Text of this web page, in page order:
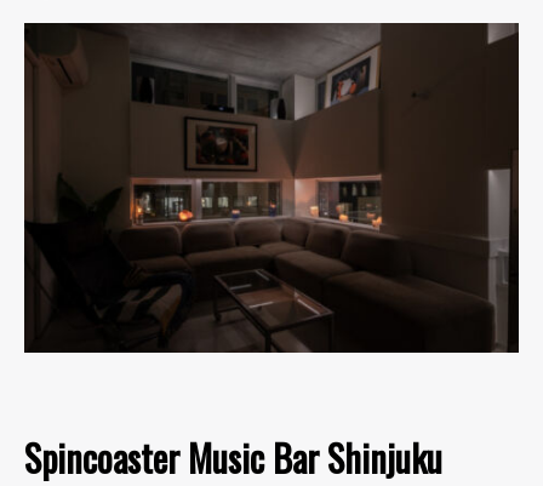
Spincoaster Music Bar Shinjuku